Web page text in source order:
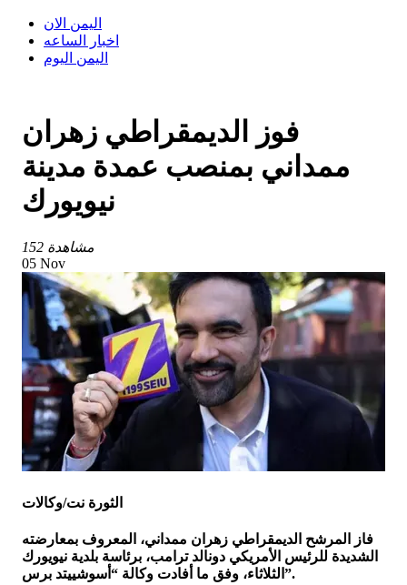
اليمن الان
اخبار الساعه
اليمن اليوم
فوز الديمقراطي زهران
ممداني بمنصب عمدة مدينة
نيويورك
152 مشاهدة
05 Nov
الثورة نت/وكالات
فاز المرشح الديمقراطي زهران ممداني، المعروف بمعارضته
الشديدة للرئيس الأمريكي دونالد ترامب، برئاسة بلدية نيويورك
الثلاثاء، وفق ما أفادت وكالة “أسوشييتد برس”.